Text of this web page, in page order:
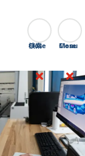
検索
Close